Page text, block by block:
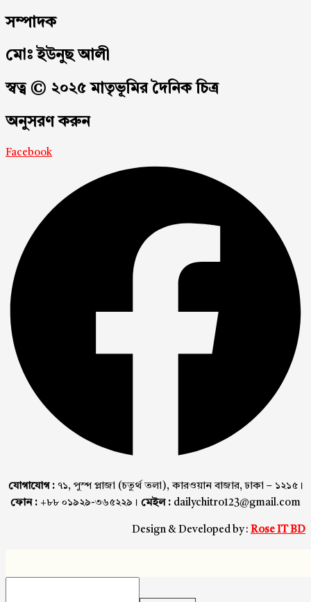
সম্পাদক
মোঃ ইউনুছ আলী
স্বত্ব © ২০২৫ মাতৃভূমির দৈনিক চিত্র
অনুসরণ করুন
Facebook
যোগাযোগ :৭১, পুস্প প্লাজা (চতুর্থ তলা), কারওয়ান বাজার, ঢাকা – ১২১৫।
ফোন : +৮৮ ০১৯২৯-৩৬৫২২৯। মেইল : dailychitro123@gmail.com
Design & Developed by : Rose IT BD